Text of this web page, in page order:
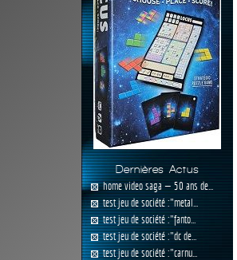
Dernières Actus
home video saga — 50 ans de...
test jeu de société :"metal...
test jeu de société :"fanto...
test jeu de société :"dc de...
test jeu de société :"carnu...